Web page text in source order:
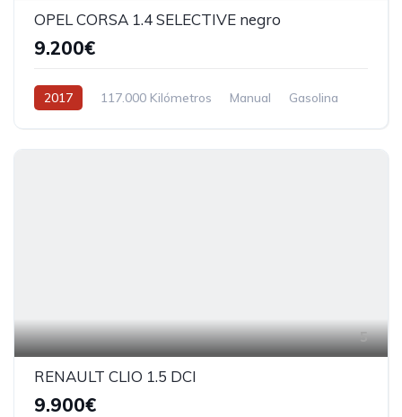
OPEL CORSA 1.4 SELECTIVE negro
9.200€
2017 117.000 Kilómetros Manual
Gasolina
5
RENAULT CLIO 1.5 DCI
9.900€